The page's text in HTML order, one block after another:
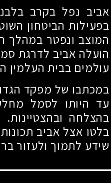
אביב נפל בקרב
בפעילות הביטחון
המוצב ונפטר במהלך
הועלה אביב לדרגת
עולמים בבית העלמין
במכתבו של מפקד
עד היותו לסמל
בהצלחה
בלטו אצל אביב
שידע לתמוך ולעזור